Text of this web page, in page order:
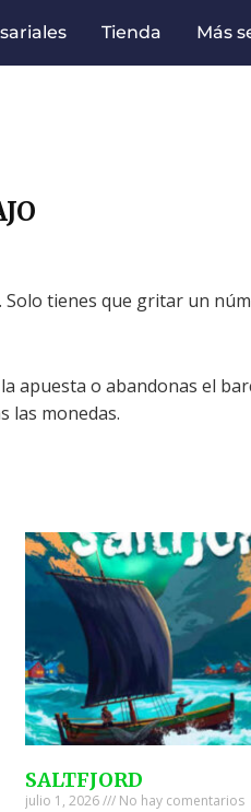
Tienda Más
tienes que gritar un
apuesta o abandonas el
las monedas.
SALTFJORD
julio 1, 2026 No hay comentarios